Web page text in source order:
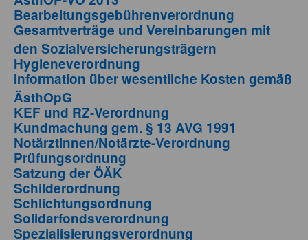
Bearbeitungsgebührenverordnung
Gesamtverträge und Vereinbarungen mit
den Sozialversicherungsträgern
Hygieneverordnung
Information über wesentliche Kosten gemäß
ÄsthOpG
KEF und RZ-Verordnung
Kundmachung gem. § 13 AVG 1991
Notärztinnen/Notärzte-Verordnung
Prüfungsordnung
Satzung der ÖÄK
Schilderordnung
Schlichtungsordnung
Solidarfondsverordnung
Spezialisierungsverordnung